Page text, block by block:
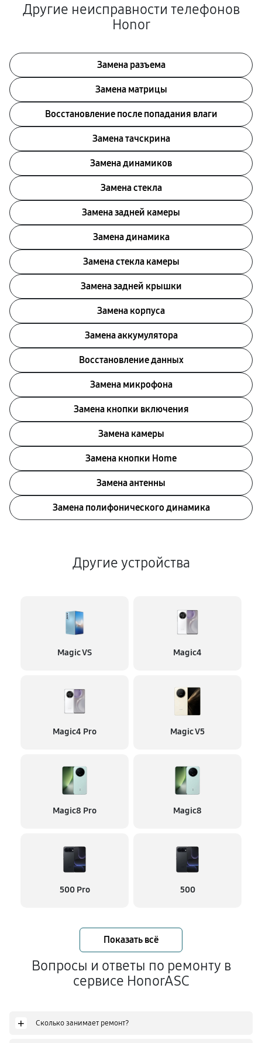
Другие неисправности телефонов
Honor
Замена разъема
Замена матрицы
Восстановление после попадания влаги
Замена тачскрина
Замена динамиков
Замена стекла
Замена задней камеры
Замена динамика
Замена стекла камеры
Замена задней крышки
Замена корпуса
Замена аккумулятора
Восстановление данных
Замена микрофона
Замена кнопки включения
Замена камеры
Замена кнопки Home
Замена антенны
Замена полифонического динамика
Другие устройства
Magic VS Magic4
Magic4 Pro Magic V5
Magic8 Pro Magic8
500 Pro 500
Показать всё
Вопросы и ответы по ремонту в
сервисе HonorASC
+ Сколько занимает ремонт?